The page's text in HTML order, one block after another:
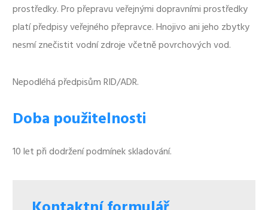
prostředky. Pro přepravu veřejnými dopravními prostředky
platí předpisy veřejného přepravce. Hnojivo ani jeho zbytky
nesmí znečistit vodní zdroje včetně povrchových vod.
Nepodléhá předpisům RID/ADR.
Doba použitelnosti
10 let při dodržení podmínek skladování.